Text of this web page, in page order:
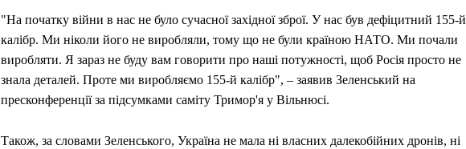
"На початку війни в нас не було сучасної західної зброї. У нас був дефіцитний 155-й
калібр. Ми ніколи його не виробляли, тому що не були країною НАТО. Ми почали
виробляти. Я зараз не буду вам говорити про наші потужності, щоб Росія просто не
знала деталей. Проте ми виробляємо 155-й калібр", – заявив Зеленський на
пресконференції за підсумками саміту Тримор'я у Вільнюсі.
Також, за словами Зеленського, Україна не мала ні власних далекобійних дронів, ні